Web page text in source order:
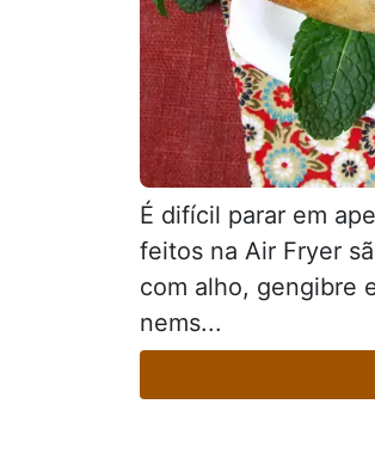
É difícil parar em
feitos na Air Fryer
com alho, gengibre
nems...